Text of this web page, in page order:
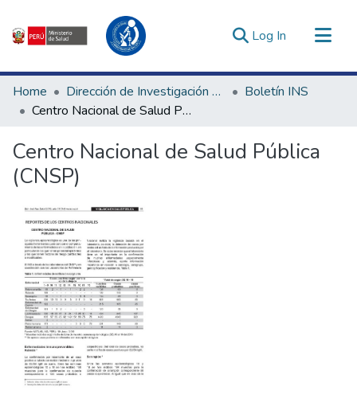
Log In (current)
Communities & Collections
All of DSpace
Estadísticas Externas
Enlaces de interés ▾
Home Dirección de Investigación e Innovación en Salud
Boletín INS
Centro Nacional de Salud Pública (CNSP)
Centro Nacional de Salud Pública
(CNSP)